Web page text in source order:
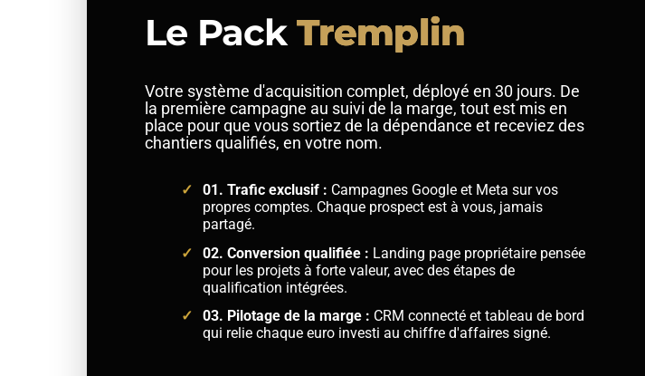
Le Pack Tremplin
Votre système d'acquisition complet, déployé en 30 jours. De
la première campagne au suivi de la marge, tout est mis en
place pour que vous sortiez de la dépendance et receviez des
chantiers qualifiés, en votre nom.
01. Trafic exclusif : Campagnes Google et Meta sur vos
propres comptes. Chaque prospect est à vous, jamais
partagé.
02. Conversion qualifiée : Landing page propriétaire pensée
pour les projets à forte valeur, avec des étapes de
qualification intégrées.
03. Pilotage de la marge : CRM connecté et tableau de bord
qui relie chaque euro investi au chiffre d'affaires signé.